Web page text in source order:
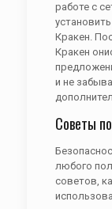
работе с
Кракен.
Кракен
и не
Советы
любого
советов,